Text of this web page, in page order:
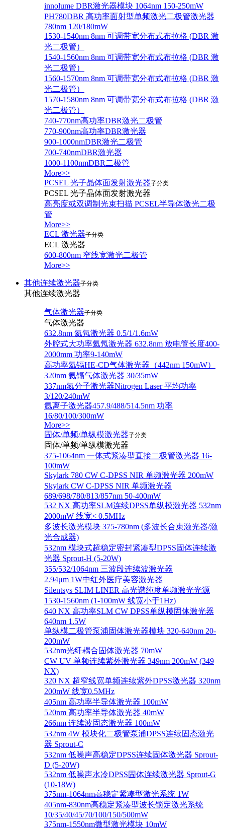
innolume DBR激光器模块 1064nm 150-250mW
PH780DBR 高功率面射型单频激光二极管激光器
780nm 120/180mW
1530-1540nm 8nm 可调带宽分布式布拉格 (DBR 激
光二极管）
1540-1560nm 8nm 可调带宽分布式布拉格 (DBR 激
光二极管）
1560-1570nm 8nm 可调带宽分布式布拉格 (DBR 激
光二极管）
1570-1580nm 8nm 可调带宽分布式布拉格 (DBR 激
光二极管）
740-770nm高功率DBR激光二极管
770-900nm高功率DBR激光器
900-1000nmDBR激光二极管
700-740nmDBR激光器
1000-1100nmDBR二极管
More>>
PCSEL 光子晶体面发射激光器子分类
PCSEL 光子晶体面发射激光器
高亮度或双调制光束扫描 PCSEL半导体激光二极
管
More>>
ECL 激光器子分类
ECL 激光器
600-800nm 窄线宽激光二极管
More>>
其他连续激光器子分类
其他连续激光器
气体激光器子分类
气体激光器
632.8nm 氦氖激光器 0.5/1/1.6mW
外腔式大功率氦氖激光器 632.8nm 放电管长度400-
2000mm 功率9-140mW
高功率氦镉HE-CD气体激光器（442nm 150mW）
320nm 氦镉气体激光器 30/35mW
337nm氮分子激光器Nitrogen Laser 平均功率
3/120/240mW
氩离子激光器457.9/488/514.5nm 功率
16/80/100/300mW
More>>
固体/单频/单纵模激光器子分类
固体/单频/单纵模激光器
375-1064nm 一体式紧凑型直接二极管激光器 16-
100mW
Skylark 780 CW C-DPSS NIR 单频激光器 200mW
Skylark CW C-DPSS NIR 单频激光器
689/698/780/813/857nm 50-400mW
532 NX 高功率SLM连续DPSS单纵模激光器 532nm
2000mW 线宽< 0.5MHz
多波长激光模块 375-780nm (多波长合束激光器/激
光合成器)
532nm 模块式超稳定密封紧凑型DPSS固体连续激
光器 Sprout-H (5-20W)
355/532/1064nm 三波段连续波激光器
2.94μm 1W中红外医疗美容激光器
Silentsys SLIM LINER 高光谱纯度单频激光光源
1530-1560nm (1-100mW 线宽小于1Hz)
640 NX 高功率SLM CW DPSS单纵模固体激光器
640nm 1.5W
单纵模二极管泵浦固体激光器模块 320-640nm 20-
200mW
532nm光纤耦合固体激光器 70mW
CW UV 单频连续紫外激光器 349nm 200mW (349
NX)
320 NX 超窄线宽单频连续紫外DPSS激光器 320nm
200mW 线宽0.5MHz
405nm 高功率半导体激光器 100mW
520nm 高功率半导体激光器 40mW
266nm 连续波固态激光器 100mW
532nm 4W 模块化二极管泵浦DPSS连续固态激光
器 Sprout-C
532nm 低噪声高稳定DPSS连续固体激光器 Sprout-
D (5-20W)
532nm 低噪声水冷DPSS固体连续激光器 Sprout-G
(10-18W)
375nm-1064nm高稳定紧凑型激光系统 1W
405nm-830nm高稳定紧凑型波长锁定激光系统
10/35/40/45/70/100/150/500mW
375nm-1550nm微型激光模块 10mW